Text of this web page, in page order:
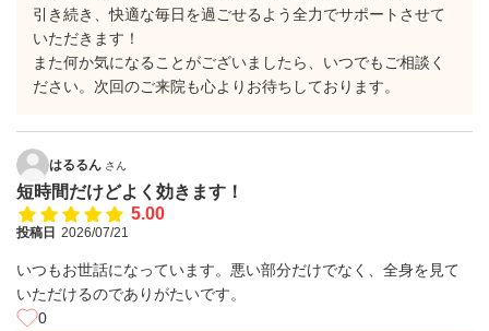
引き続き、快適な毎日を過ごせるよう全力でサポートさせて
いただきます！
​また何か気になることがございましたら、いつでもご相談く
ださい。次回のご来院も心よりお待ちしております。
はるるん さん
短時間だけどよく効きます！
5.00
投稿日 2026/07/21
いつもお世話になっています。悪い部分だけでなく、全身を見て
いただけるのでありがたいです。
0